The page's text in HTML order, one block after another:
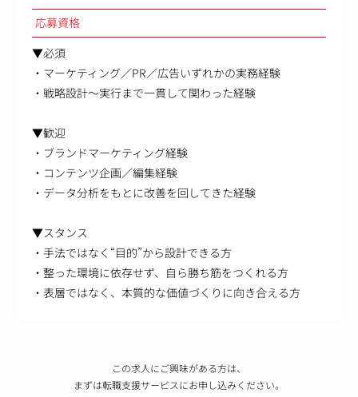
応募資格
▼必須
・マーケティング／PR／広告いずれかの実務経験
・戦略設計～実行まで一貫して関わった経験
▼歓迎
・ブランドマーケティング経験
・コンテンツ企画／編集経験
・データ分析をもとに改善を回してきた経験
▼スタンス
・手法ではなく“目的”から設計できる方
・整った環境に依存せず、自ら勝ち筋をつくれる方
・表層ではなく、本質的な価値づくりに向き合える方
この求人にご興味がある方は、
まずは転職支援サービスにお申し込みください。